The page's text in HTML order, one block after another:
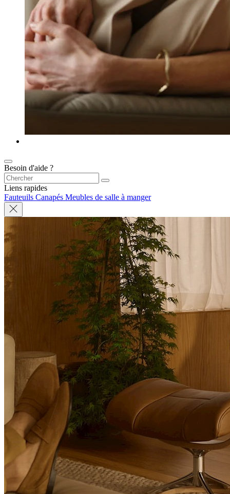
Besoin d'aide ?
Liens rapides
Fauteuils Canapés Meubles de salle à manger